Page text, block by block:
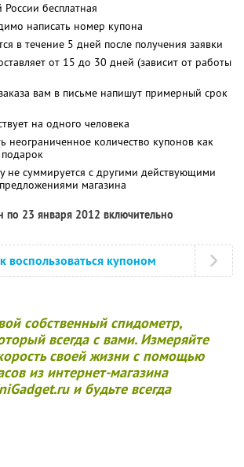
России бесплатная
написать номер купона
в течение 5 дней после получения заявки
от 15 до 30 дней (зависит от работы
вам в письме напишут примерный срок
на одного человека
неограниченное количество купонов как
подарок
не суммируется с другими действующими
магазина
по 23 января 2012 включительно
воспользоваться купоном
собственный спидометр,
всегда с вами. Измеряйте
своей жизни с помощью
из интернет-магазина
и будьте всегда